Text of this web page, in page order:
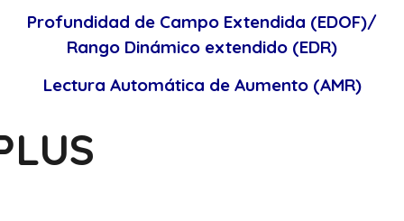
Profundidad de Campo Extendida (EDOF)/
Rango Dinámico extendido (EDR)
Lectura Automática de Aumento (AMR)